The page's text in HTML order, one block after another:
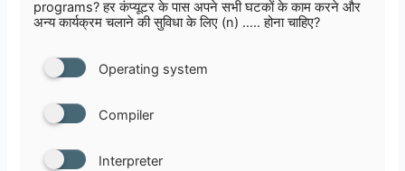
programs? हर कंप्यूटर के पास अपने सभी घटकों के काम करने और
अन्य कार्यक्रम चलाने की सुविधा के लिए (n) ….. होना चाहिए?
Operating system
Compiler
Interpreter